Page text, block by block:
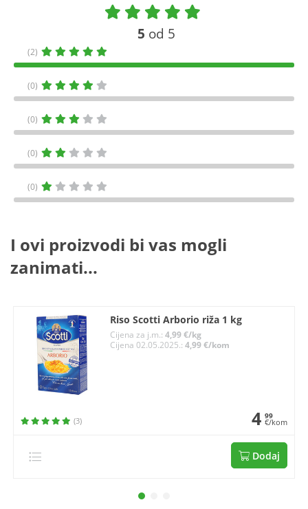
5 od 5
(2)
(0)
(0)
(0)
(0)
I ovi proizvodi bi vas mogli
zanimati...
Riso Scotti Arborio riža 1 kg
Cijena za j.m.:4,99 €/kg
Cijena 02.05.2025.:4,99 €/kom
(3) 4 99
€/kom
Dodaj